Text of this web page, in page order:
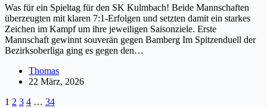
Was für ein Spieltag für den SK Kulmbach! Beide Mannschaften
überzeugten mit klaren 7:1-Erfolgen und setzten damit ein starkes
Zeichen im Kampf um ihre jeweiligen Saisonziele. Erste
Mannschaft gewinnt souverän gegen Bamberg Im Spitzenduell der
Bezirksoberliga ging es gegen den…
Thomas
22 März, 2026
1 2 3 4 … 34